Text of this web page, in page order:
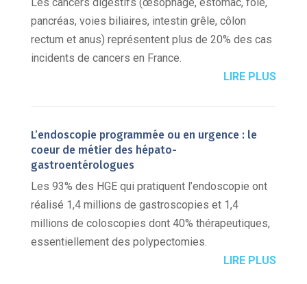
pancréas, voies biliaires, intestin grêle, côlon
rectum et anus) représentent plus de 20% des cas
incidents de cancers en France.
LIRE PLUS
L’endoscopie programmée ou en urgence : le
coeur de métier des hépato-
gastroentérologues
Les 93% des HGE qui pratiquent l’endoscopie ont
réalisé 1,4 millions de gastroscopies et 1,4
millions de coloscopies dont 40% thérapeutiques,
essentiellement des polypectomies.
LIRE PLUS